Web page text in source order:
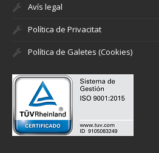
Avís legal
Política de Privacitat
Política de Galetes (Cookies)